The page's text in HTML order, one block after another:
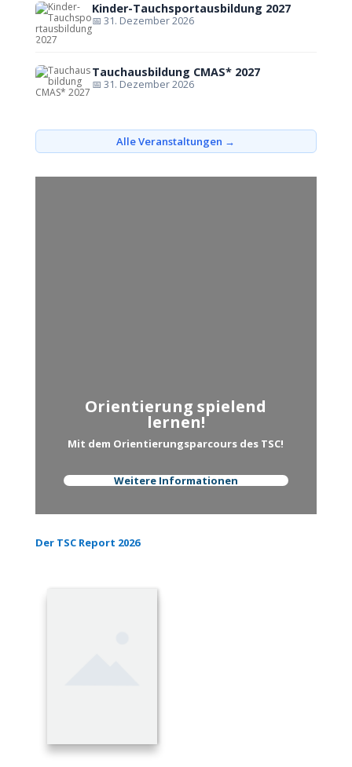
Kinder-Tauchsportausbildung 2027
📅 31. Dezember 2026
Tauchausbildung CMAS* 2027
📅 31. Dezember 2026
Alle Veranstaltungen →
Orientierung spielend
lernen!
Mit dem Orientierungsparcours des TSC!
Weitere Informationen
Der TSC Report 2026